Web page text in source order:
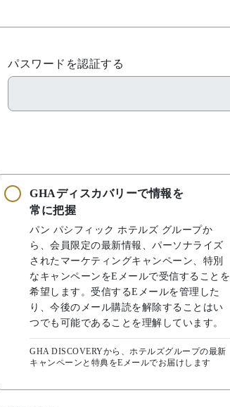
パスワードを認証する
GHAディスカバリーで情報を
常に把握
パン パシフィック ホテルズ グループか
ら、会員限定の最新情報、パーソナライズ
されたマーケティングキャンペーン、特別
なキャンペーンをEメールで受信することを
希望します。受信するEメールを管理した
り、今後のメール購読を解除することはい
つでも可能であることを理解しています。
GHA DISCOVERYから、ホテルズグループの最新
キャンペーンと特典をEメールでお届けします